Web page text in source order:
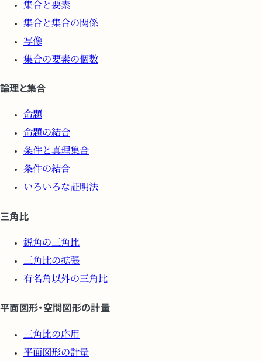
集合と要素
集合と集合の関係
写像
集合の要素の個数
論理と集合
命題
命題の結合
条件と真理集合
条件の結合
いろいろな証明法
三角比
鋭角の三角比
三角比の拡張
有名角以外の三角比
平面図形・空間図形の計量
三角比の応用
平面図形の計量